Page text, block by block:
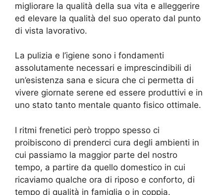
migliorare la qualità della sua vita e alleggerire
ed elevare la qualità del suo operato dal punto
di vista lavorativo.
La pulizia e l’igiene sono i fondamenti
assolutamente necessari e imprescindibili di
un’esistenza sana e sicura che ci permetta di
vivere giornate serene ed essere produttivi e in
uno stato tanto mentale quanto fisico ottimale.
I ritmi frenetici però troppo spesso ci
proibiscono di prenderci cura degli ambienti in
cui passiamo la maggior parte del nostro
tempo, a partire da quello domestico in cui
ricaviamo qualche ora di riposo e conforto, di
tempo di qualità in famiglia o in coppia.